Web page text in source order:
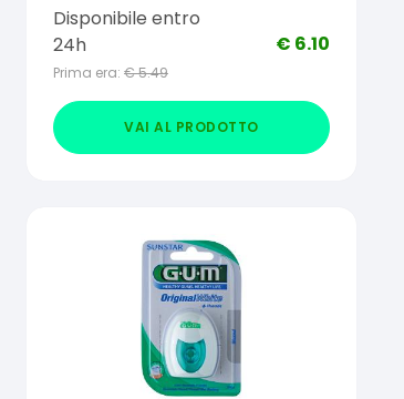
Disponibile entro
24h
Prima era: €5.49
€ 6.10
VAI AL PRODOTTO